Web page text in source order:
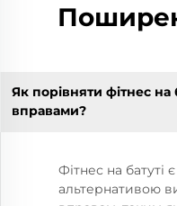
Як порівняти фітнес на
вправами?
Фітнес на
альтернативою